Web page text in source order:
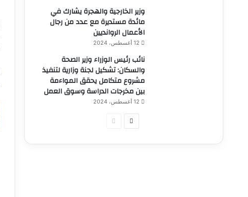
وزير الخارجية والهجرة يشارك في
مائدة مستديرة مع عدد من رجال
الأعمال الروانديين
12 أغسطس، 2024
نائب رئيس الوزراء وزير الصحة
والسكان: تشكيل لجنة وزارية لتنفيذ
مشروع متكامل يحقق المواءمة
بين مخرجات الدراسة وسوق العمل
12 أغسطس، 2024
الصفحةالصفحة